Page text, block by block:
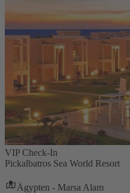
VIP Check-In
Pickalbatros Sea World Resort
Ägypten - Marsa Alam